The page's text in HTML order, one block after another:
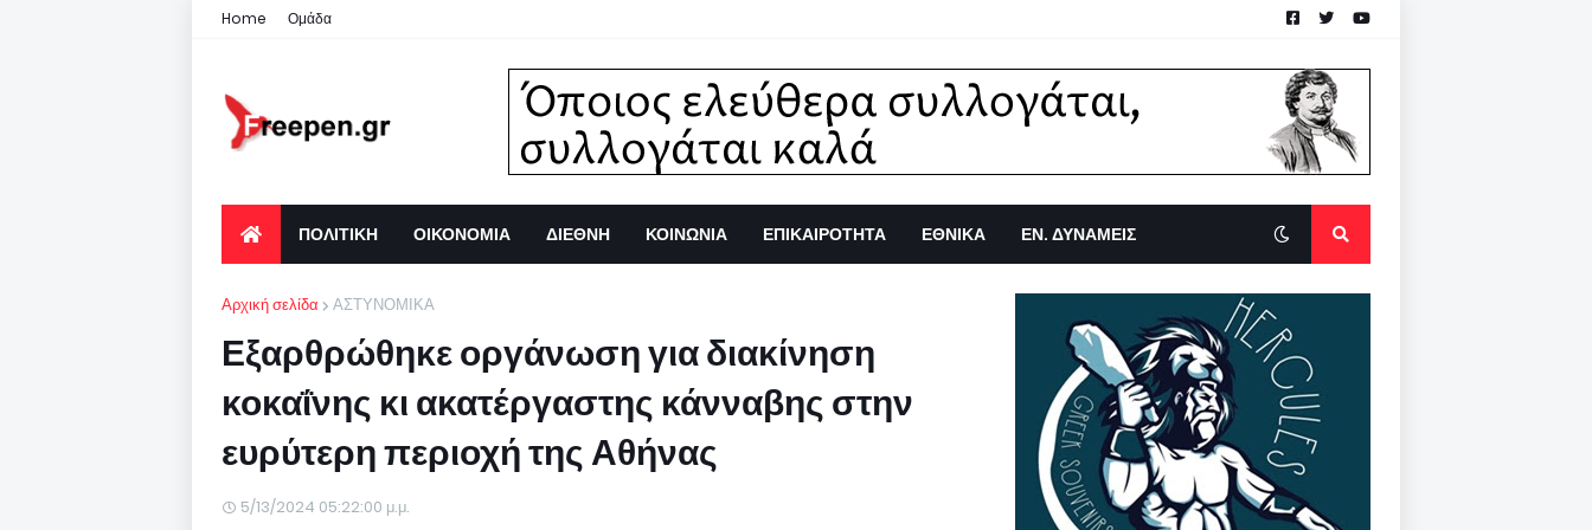
Home Ομάδα
ΠΟΛΙΤΙΚΗ ΟΙΚΟΝΟΜΙΑ ΔΙΕΘΝΗ ΚΟΙΝΩΝΙΑ ΕΠΙΚΑΙΡΟΤΗΤΑ ΕΘΝΙΚΑ ΕΝ. ΔΥΝΑΜΕΙΣ
Αρχική σελίδα ΑΣΤΥΝΟΜΙΚΑ
Εξαρθρώθηκε οργάνωση για διακίνηση
κοκαΐνης κι ακατέργαστης κάνναβης στην
ευρύτερη περιοχή της Αθήνας
5/13/2024 05:22:00 μ.μ.